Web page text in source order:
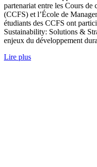
partenariat entre les Cours
(CCFS) et l’École de
étudiants des CCFS ont
Sustainability: Solutions &
enjeux du développement
Lire plus